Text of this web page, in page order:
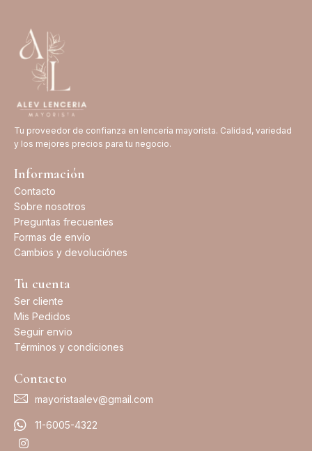
Tu proveedor de confianza en lencería mayorista. Calidad, variedad
y los mejores precios para tu negocio.
Información
Contacto
Sobre nosotros
Preguntas frecuentes
Formas de envío
Cambios y devoluciónes
Tu cuenta
Ser cliente
Mis Pedidos
Seguir envio
Términos y condiciones
Contacto
mayoristaalev@gmail.com
11-6005-4322